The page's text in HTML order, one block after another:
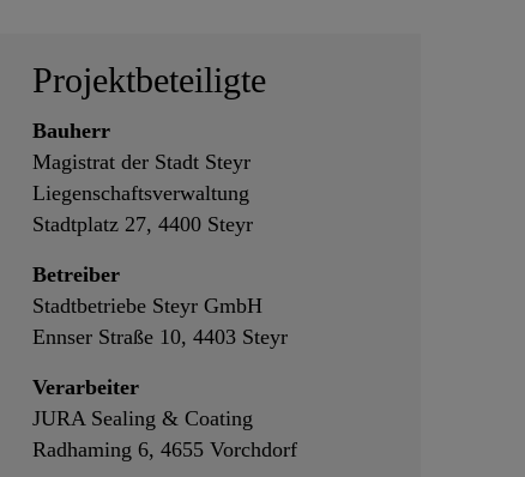
Projektbeteiligte
Bauherr
Magistrat der Stadt Steyr
Liegenschaftsverwaltung
Stadtplatz 27, 4400 Steyr
Betreiber
Stadtbetriebe Steyr GmbH
Ennser Straße 10, 4403 Steyr
Verarbeiter
JURA Sealing & Coating
Radhaming 6, 4655 Vorchdorf